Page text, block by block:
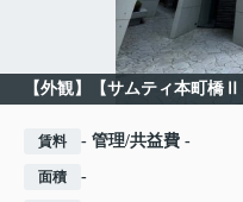
【外観】【サムティ本町橋
賃料 - 管理/共益費 -
面積 -